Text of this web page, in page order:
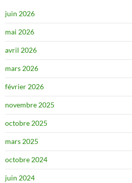
juin 2026
mai 2026
avril 2026
mars 2026
février 2026
novembre 2025
octobre 2025
mars 2025
octobre 2024
juin 2024